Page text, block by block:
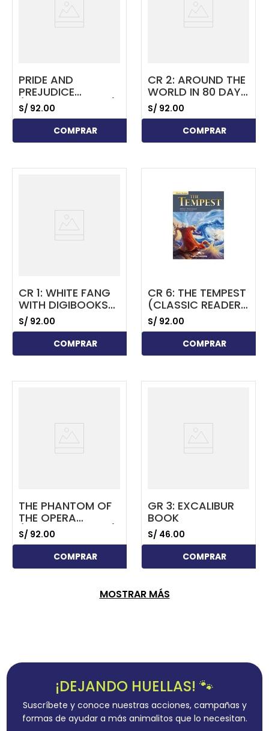
PRIDE AND
PREJUDICE
(CLASSIC READER)
WITH DIGIBOOKS
S/ 92.00
COMPRAR
CR 2: AROUND THE
WORLD IN 80 DAYS
WITH DIGIBOOKS
APP
S/ 92.00
COMPRAR
CR 1: WHITE FANG
WITH DIGIBOOKS
APP
S/ 92.00
COMPRAR
CR 6: THE TEMPEST
(CLASSIC READER)
WITH DIGIBOOKS
APP
S/ 92.00
COMPRAR
THE PHANTOM OF
THE OPERA
(CLASSIC READER)
WITH DIGIBOOKS
S/ 92.00
COMPRAR
GR 3: EXCALIBUR
BOOK
S/ 46.00
COMPRAR
MOSTRAR MÁS
¡DEJANDO HUELLAS! 🐾
Suscríbete y conoce nuestras acciones, campañas y
formas de ayudar a más animalitos que lo necesitan.